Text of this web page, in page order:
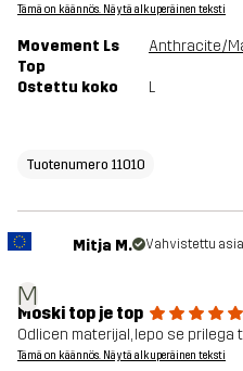
Tämä on käännös. Näytä alkuperäinen teksti
Movement Ls
Top
Ostettu koko L
Tuotenumero 11010
M
Mitja M. Vahvistettu
Moski top je top
Odlicen materijal, lepo se prilega
Tämä on käännös. Näytä alkuperäinen teksti